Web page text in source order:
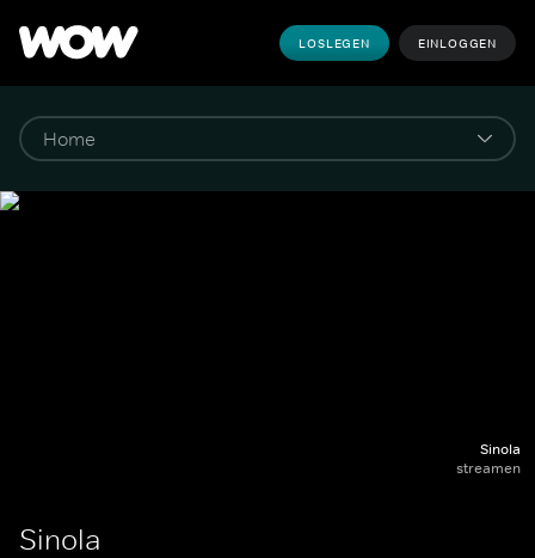
LOSLEGEN EINLOGGEN
Sinola
streamen
Sinola